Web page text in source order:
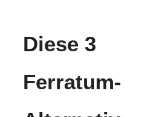
Diese 3
Ferratum-